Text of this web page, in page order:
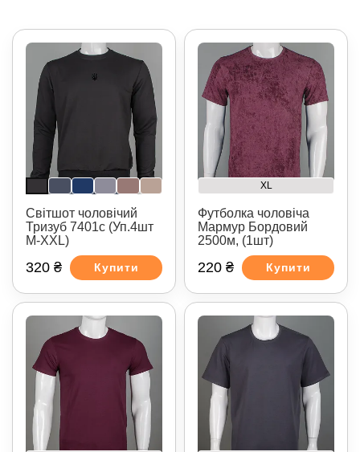
Світшот чоловічий
Тризуб 7401с (Уп.4шт
M-XXL)
320 ₴ Купити
XL
Футболка чоловіча
Мармур Бордовий
2500м, (1шт)
220 ₴ Купити